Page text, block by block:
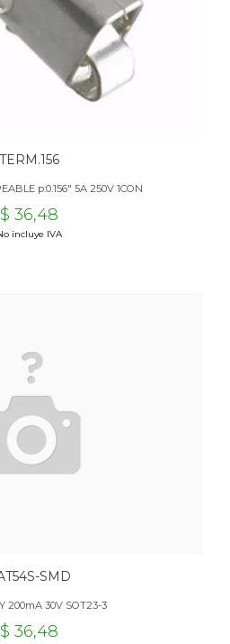
TERM.156
p:0.156" 5A 250V 1CON
$ 36,48
incluye IVA
SMD
200mA 30V SOT23-3
$ 36,48